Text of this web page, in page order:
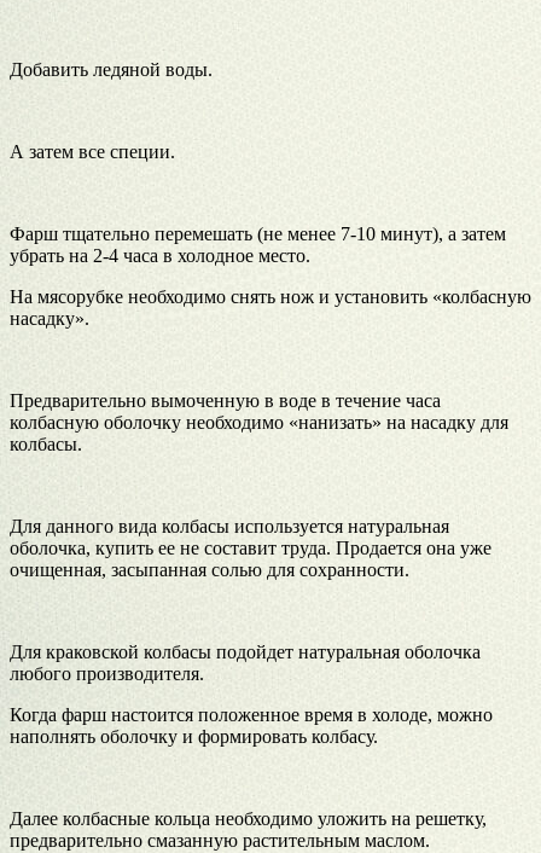
Добавить ледяной воды.
А затем все специи.
Фарш тщательно перемешать (не менее 7-10 минут), а затем
убрать на 2-4 часа в холодное место.
На мясорубке необходимо снять нож и установить «колбасную
насадку».
Предварительно вымоченную в воде в течение часа
колбасную оболочку необходимо «нанизать» на насадку для
колбасы.
Для данного вида колбасы используется натуральная
оболочка, купить ее не составит труда. Продается она уже
очищенная, засыпанная солью для сохранности.
Для краковской колбасы подойдет натуральная оболочка
любого производителя.
Когда фарш настоится положенное время в холоде, можно
наполнять оболочку и формировать колбасу.
Далее колбасные кольца необходимо уложить на решетку,
предварительно смазанную растительным маслом.